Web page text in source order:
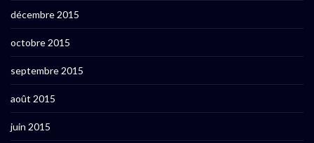
décembre 2015
octobre 2015
septembre 2015
août 2015
juin 2015